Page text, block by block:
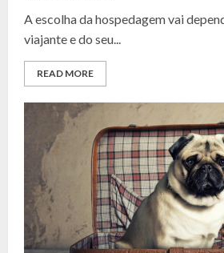
A escolha da hospedagem vai
viajante e do seu...
READ MORE